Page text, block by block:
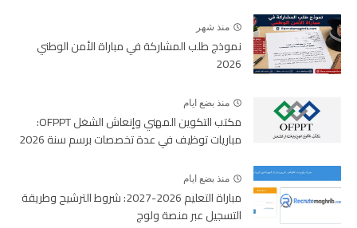
منذ شهر
نموذج طلب المشاركة في مباراة الأمن الوطني
2026
منذ بضع ايام
مكتب التكوين المهني وإنعاش الشغل OFPPT:
مباريات توظيف في عدة تخصصات برسم سنة 2026
منذ بضع ايام
مباراة التعليم 2026-2027: شروط الترشيح وطريقة
التسجيل عبر منصة ولوج